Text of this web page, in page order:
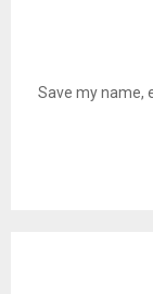
Save my name,